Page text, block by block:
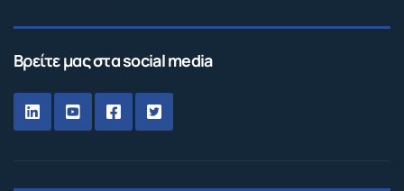
Βρείτε μας στα social media